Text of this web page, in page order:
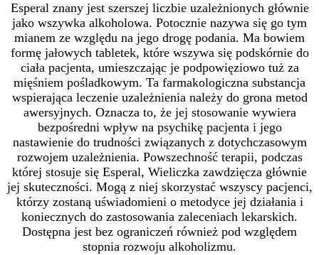
Esperal znany jest szerszej liczbie uzależnionych głównie
jako wszywka alkoholowa. Potocznie nazywa się go tym
mianem ze względu na jego drogę podania. Ma bowiem
formę jałowych tabletek, które wszywa się podskórnie do
ciała pacjenta, umieszczając je podpowięziowo tuż za
mięśniem pośladkowym. Ta farmakologiczna substancja
wspierająca leczenie uzależnienia należy do grona metod
awersyjnych. Oznacza to, że jej stosowanie wywiera
bezpośredni wpływ na psychikę pacjenta i jego
nastawienie do trudności związanych z dotychczasowym
rozwojem uzależnienia. Powszechność terapii, podczas
której stosuje się Esperal, Wieliczka zawdzięcza głównie
jej skuteczności. Mogą z niej skorzystać wszyscy pacjenci,
którzy zostaną uświadomieni o metodyce jej działania i
koniecznych do zastosowania zaleceniach lekarskich.
Dostępna jest bez ograniczeń również pod względem
stopnia rozwoju alkoholizmu.